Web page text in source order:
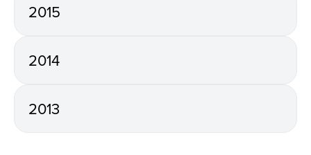
2015
2014
2013